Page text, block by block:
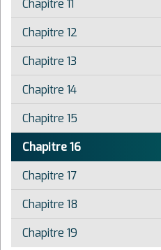
Chapitre 11
Chapitre 12
Chapitre 13
Chapitre 14
Chapitre 15
Chapitre 16
Chapitre 17
Chapitre 18
Chapitre 19